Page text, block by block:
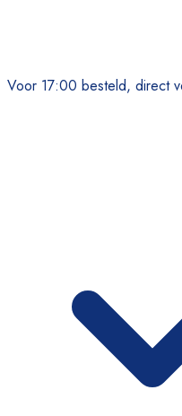
Voor 17:00 besteld, direct